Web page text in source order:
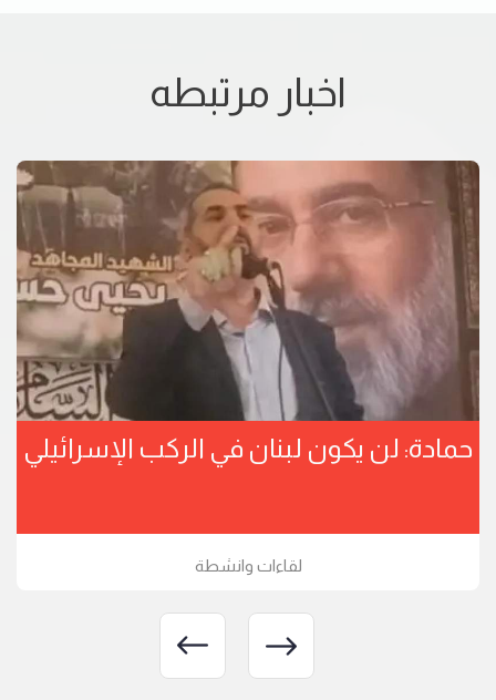
اخبار مرتبطه
حمادة: لن يكون لبنان في الركب الإسرائيلي
لقاءات وانشطة